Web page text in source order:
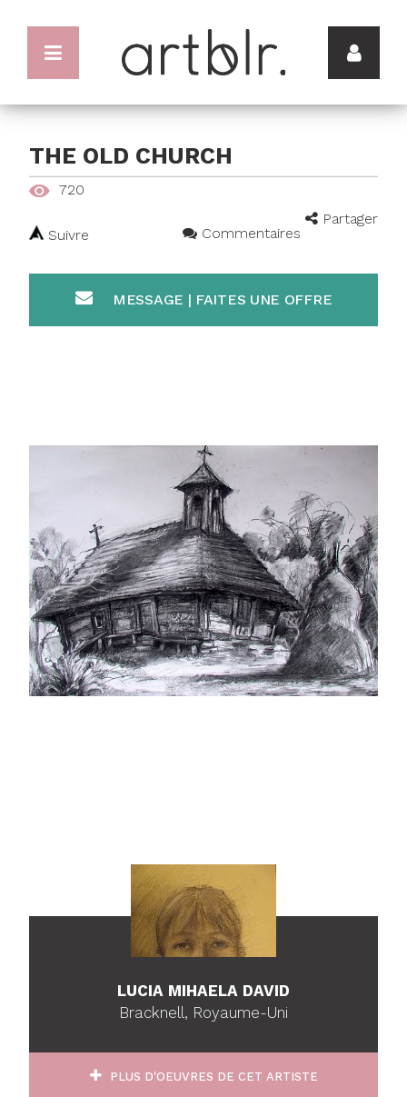
THE OLD CHURCH
720
Partager
Suivre
Commentaires
MESSAGE | FAITES UNE OFFRE
LUCIA MIHAELA DAVID
Bracknell, Royaume-Uni
PLUS D'OEUVRES DE CET ARTISTE